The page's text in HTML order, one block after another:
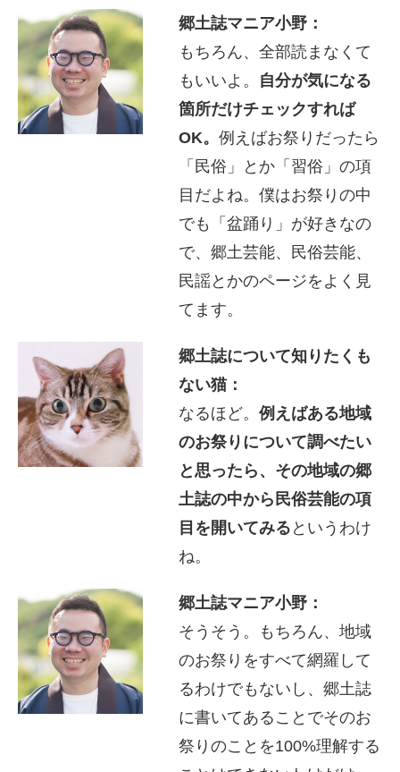
郷土誌マニア小野：
もちろん、全部読まなくて
もいいよ。 自分が気になる
箇所だけチェックすれば
OK。 例えばお祭りだったら
「民俗」とか「習俗」の項
目だよね。僕はお祭りの中
でも「盆踊り」が好きなの
で、郷土芸能、民俗芸能、
民謡とかのページをよく見
てます。
郷土誌について知りたくも
ない猫：
なるほど。 例えばある地域
のお祭りについて調べたい
と思ったら、その地域の郷
土誌の中から民俗芸能の項
目を開いてみる というわけ
ね。
郷土誌マニア小野：
そうそう。もちろん、地域
のお祭りをすべて網羅して
るわけでもないし、郷土誌
に書いてあることでそのお
祭りのことを100%理解する